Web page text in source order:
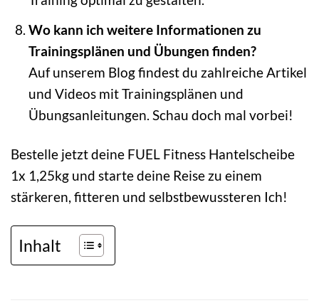
Wo kann ich weitere Informationen zu
Trainingsplänen und Übungen finden?
Auf unserem Blog findest du zahlreiche Artikel
und Videos mit Trainingsplänen und
Übungsanleitungen. Schau doch mal vorbei!
Bestelle jetzt deine FUEL Fitness Hantelscheibe
1x 1,25kg und starte deine Reise zu einem
stärkeren, fitteren und selbstbewussteren Ich!
Inhalt